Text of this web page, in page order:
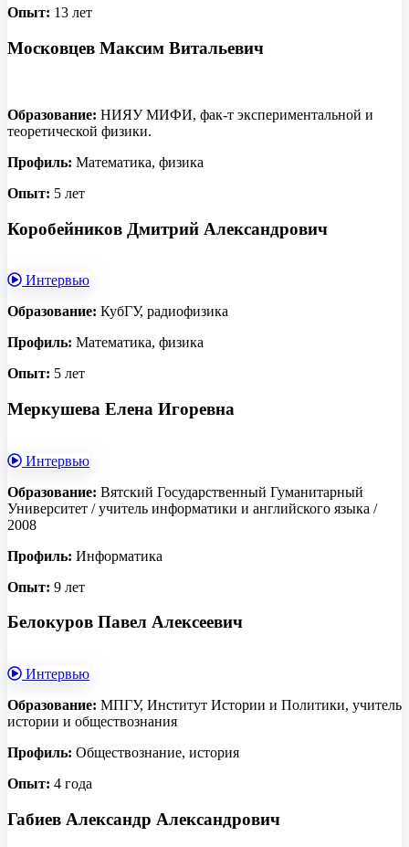
Опыт: 13 лет
Московцев Максим Витальевич
Образование: НИЯУ МИФИ, фак-т экспериментальной и
теоретической физики.
Профиль: Математика, физика
Опыт: 5 лет
Коробейников Дмитрий Александрович
Интервью
Образование: КубГУ, радиофизика
Профиль: Математика, физика
Опыт: 5 лет
Меркушева Елена Игоревна
Интервью
Образование: Вятский Государственный Гуманитарный
Университет / учитель информатики и английского языка /
2008
Профиль: Информатика
Опыт: 9 лет
Белокуров Павел Алексеевич
Интервью
Образование: МПГУ, Институт Истории и Политики, учитель
истории и обществознания
Профиль: Обществознание, история
Опыт: 4 года
Габиев Александр Александрович